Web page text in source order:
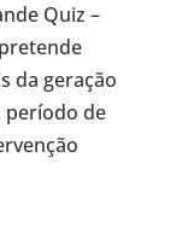
Quiz –
da geração
período de